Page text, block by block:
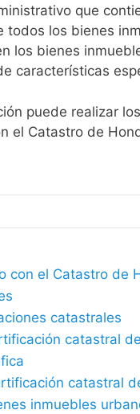
que
todos los bienes
los bienes
características
puede realizar
el Catastro de
con el Catastro de
catastrales
catastral
catastral
inmuebles